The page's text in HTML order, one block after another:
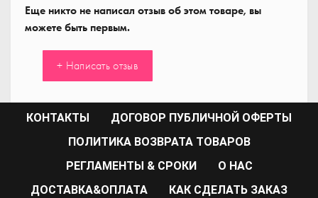
Еще никто не написал отзыв об этом товаре, вы
можете быть первым.
+ Написать отзыв
КОНТАКТЫ
ДОГОВОР ПУБЛИЧНОЙ ОФЕРТЫ
ПОЛИТИКА ВОЗВРАТА ТОВАРОВ
РЕГЛАМЕНТЫ & СРОКИ
О НАС
ДОСТАВКА&ОПЛАТА
КАК СДЕЛАТЬ ЗАКАЗ